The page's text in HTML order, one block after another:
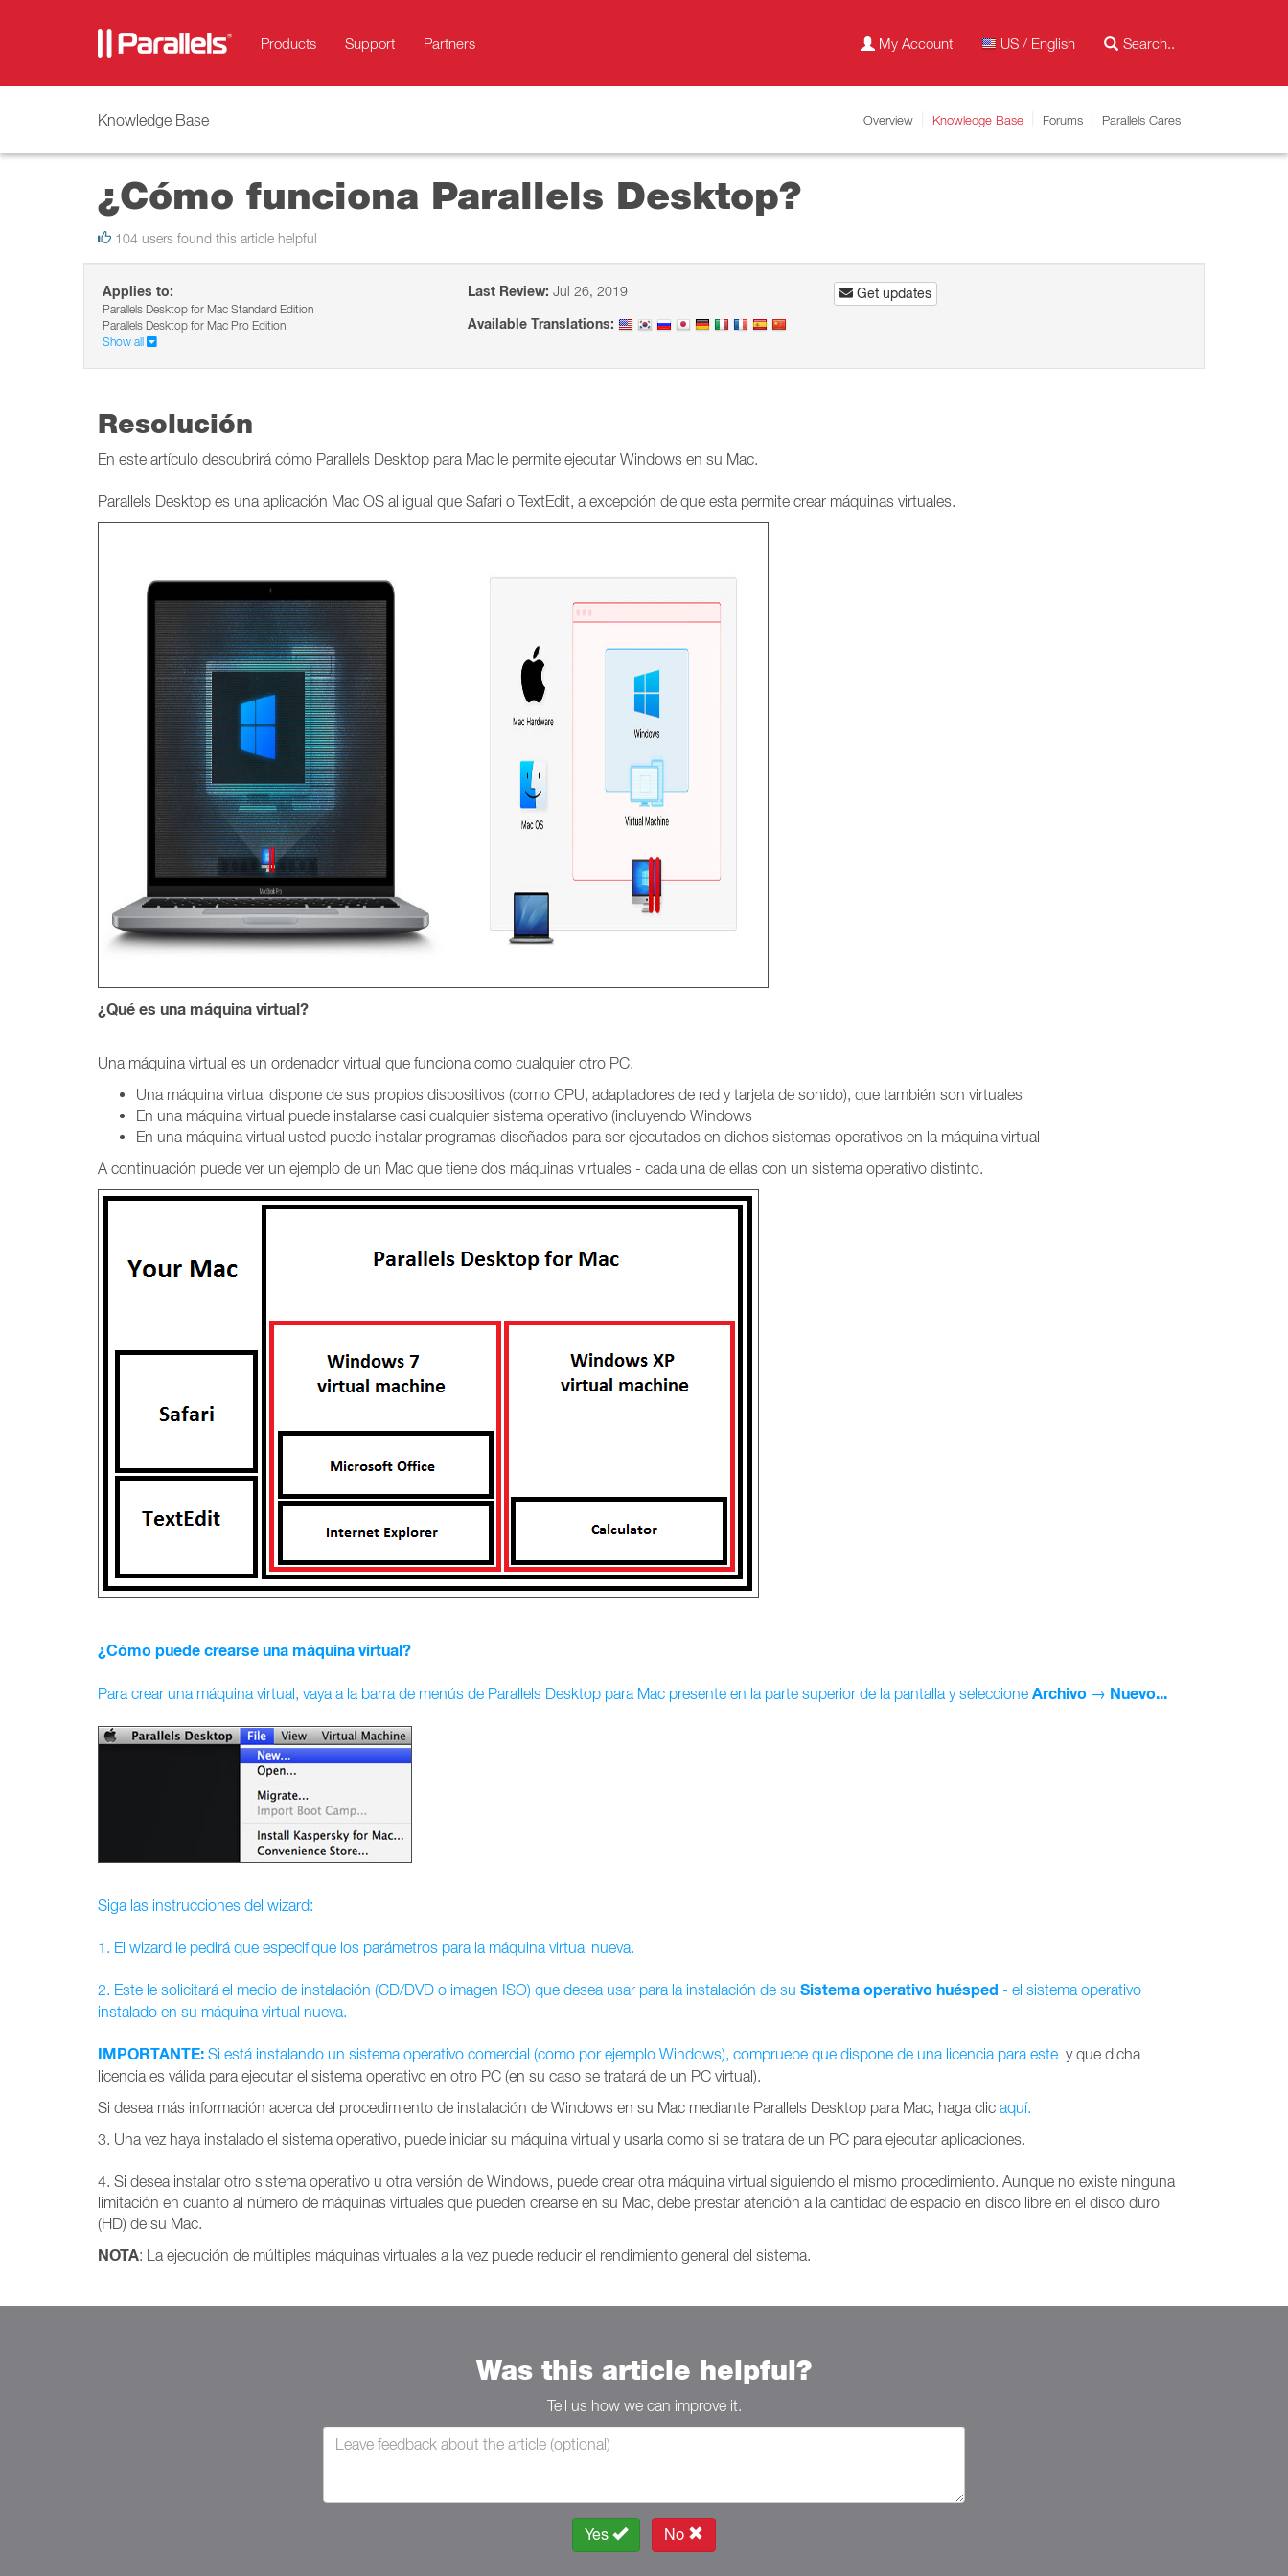
Products Support Partners My Account US / English
Knowledge Base Overview Knowledge Base Forums Parallels Cares
¿Cómo funciona Parallels Desktop?
104 users found this article helpful
Applies to:
Parallels Desktop for Mac Standard Edition
Parallels Desktop for Mac Pro Edition
Show all
Last Review: Jul 26, 2019
Available Translations:
Get updates
Resolución
En este artículo descubrirá cómo Parallels Desktop para Mac le permite ejecutar Windows en su Mac.
Parallels Desktop es una aplicación Mac OS al igual que Safari o TextEdit, a excepción de que esta permite crear máquinas virtuales.
¿Qué es una máquina virtual?
Una máquina virtual es un ordenador virtual que funciona como cualquier otro PC.
Una máquina virtual dispone de sus propios dispositivos (como CPU, adaptadores de red y tarjeta de sonido), que también son virtuales
En una máquina virtual puede instalarse casi cualquier sistema operativo (incluyendo Windows
En una máquina virtual usted puede instalar programas diseñados para ser ejecutados en dichos sistemas operativos en la máquina virtual
A continuación puede ver un ejemplo de un Mac que tiene dos máquinas virtuales - cada una de ellas con un sistema operativo distinto.
¿Cómo puede crearse una máquina virtual?
Para crear una máquina virtual, vaya a la barra de menús de Parallels Desktop para Mac presente en la parte superior de la pantalla y seleccione Archivo → Nuevo...
Siga las instrucciones del wizard:
1. El wizard le pedirá que especifique los parámetros para la máquina virtual nueva.
2. Este le solicitará el medio de instalación (CD/DVD o imagen ISO) que desea usar para la instalación de su Sistema operativo huésped - el sistema operativo
instalado en su máquina virtual nueva.
IMPORTANTE: Si está instalando un sistema operativo comercial (como por ejemplo Windows), compruebe que dispone de una licencia para este y que dicha
licencia es válida para ejecutar el sistema operativo en otro PC (en su caso se tratará de un PC virtual).
Si desea más información acerca del procedimiento de instalación de Windows en su Mac mediante Parallels Desktop para Mac, haga clic aquí.
3. Una vez haya instalado el sistema operativo, puede iniciar su máquina virtual y usarla como si se tratara de un PC para ejecutar aplicaciones.
4. Si desea instalar otro sistema operativo u otra versión de Windows, puede crear otra máquina virtual siguiendo el mismo procedimiento. Aunque no existe ninguna
limitación en cuanto al número de máquinas virtuales que pueden crearse en su Mac, debe prestar atención a la cantidad de espacio en disco libre en el disco duro
(HD) de su Mac.
NOTA: La ejecución de múltiples máquinas virtuales a la vez puede reducir el rendimiento general del sistema.
Was this article helpful?
Tell us how we can improve it.
Yes No